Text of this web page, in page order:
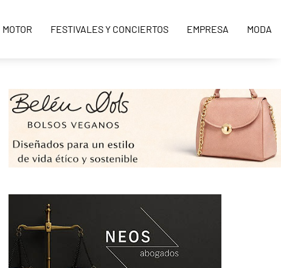
MOTOR FESTIVALES Y CONCIERTOS EMPRESA MODA